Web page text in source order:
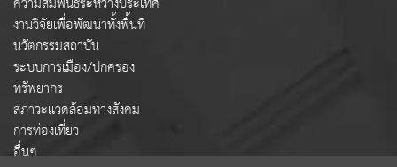
งานวิจัยเพื่อพัฒนาทั้งพื้นที่
นวัตกรรมสถาบัน
ระบบการเมือง/ปกครอง
ทรัพยากร
สภาวะแวดล้อมทางสังคม
การท่องเที่ยว
อื่นๆ